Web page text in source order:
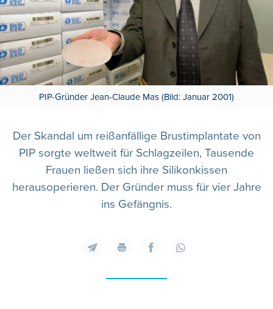
PIP-Gründer Jean-Claude Mas (Bild: Januar 2001)
Der Skandal um reißanfällige Brustimplantate von
PIP sorgte weltweit für Schlagzeilen, Tausende
Frauen ließen sich ihre Silikonkissen
herausoperieren. Der Gründer muss für vier Jahre
ins Gefängnis.